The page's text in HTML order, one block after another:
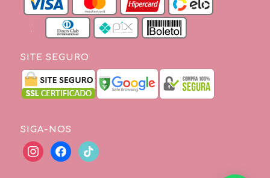
SITE SEGURO
SIGA-NOS